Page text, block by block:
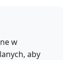
w
aby